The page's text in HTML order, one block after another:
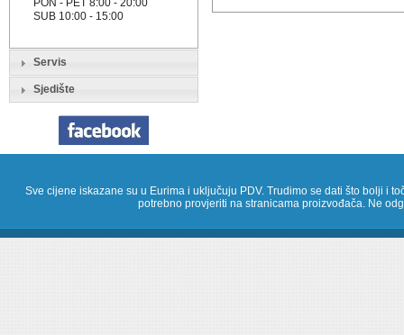
PON - PET 8:00 - 20:00
SUB 10:00 - 15:00
Servis
Sjedište
Sve cijene iskazane su u Eurima i uključuju PDV. Trudimo se dati što bolji i
potrebno provjeriti na stranicama proizvođača. Ne